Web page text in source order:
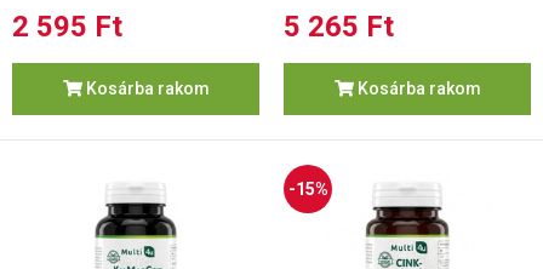
2 595 Ft
Kosárba rakom
5 265 Ft
Kosárba rakom
-15%